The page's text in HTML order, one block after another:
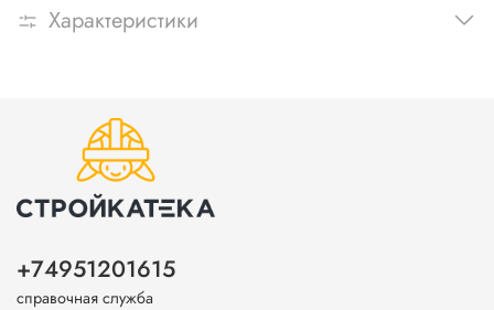
Характеристики
+74951201615
справочная служба